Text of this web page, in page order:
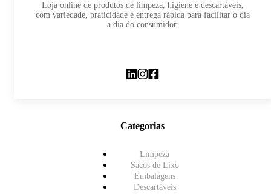
Loja online de produtos de limpeza, higiene e descartáveis,
com variedade, praticidade e entrega rápida para facilitar o dia
a dia do consumidor.
Categorias
Limpeza
Sacos de Lixo
Embalagens
Descartáveis